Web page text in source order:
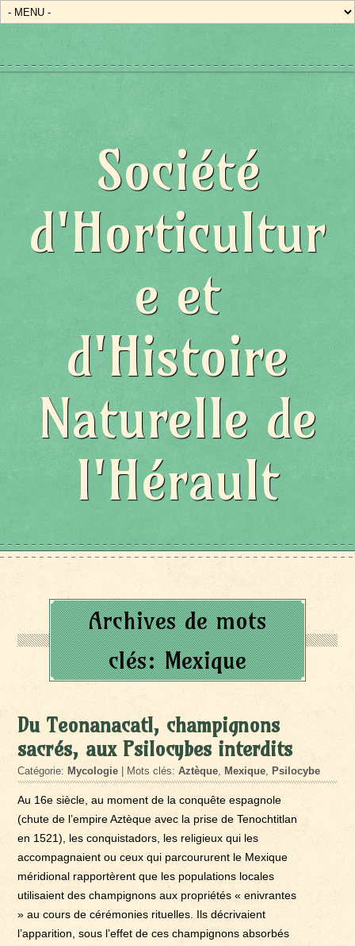
Société
d'Horticultur
e et
d'Histoire
Naturelle de
l'Hérault
Archives de mots
clés:Mexique
Du Teonanacatl, champignons
sacrés, aux Psilocybes interdits
Catégorie: Mycologie | Mots clés:Aztèque, Mexique, Psilocybe
Au 16e siècle, au moment de la conquête espagnole
(chute de l’empire Aztèque avec la prise de Tenochtitlan
en 1521), les conquistadors, les religieux qui les
accompagnaient ou ceux qui parcoururent le Mexique
méridional rapportèrent que les populations locales
utilisaient des champignons aux propriétés « enivrantes
» au cours de cérémonies rituelles. Ils décrivaient
l’apparition, sous l’effet de ces champignons absorbés